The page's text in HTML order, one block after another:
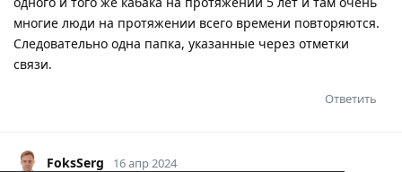
многие люди на протяжении всего времени повторяются.
Следовательно одна папка, указанные через отметки
связи.
Ответить
FoksSerg 16 апр 2024